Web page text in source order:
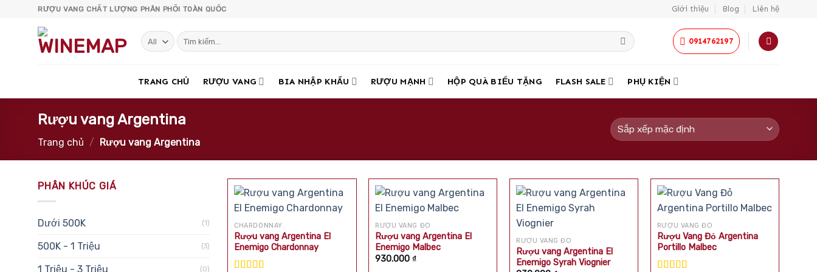
RƯỢU VANG CHẤT LƯỢNG PHÂN PHỐI TOÀN QUỐC Giới thiệu Blog Liên hệ
Tìm
kiếm:
0914762197
TRANG CHỦ RƯỢU VANG BIA NHẬP KHẨU RƯỢU MẠNH HỘP QUÀ BIẾU TẶNG FLASH SALE PHỤ KIỆN
Rượu vang Argentina
Trang chủ / Rượu vang Argentina
PHÂN KHÚC GIÁ
Dưới 500K (1)
500K - 1 Triệu (3)
1 Triệu - 3 Triệu (0)
CHARDONNAY
Rượu vang Argentina El
Enemigo Chardonnay
RƯỢU VANG ĐỎ
Rượu vang Argentina El
Enemigo Malbec
930.000₫
RƯỢU VANG ĐỎ
Rượu vang Argentina El
Enemigo Syrah Viognier
RƯỢU VANG ĐỎ
Rượu Vang Đỏ Argentina
Portillo Malbec